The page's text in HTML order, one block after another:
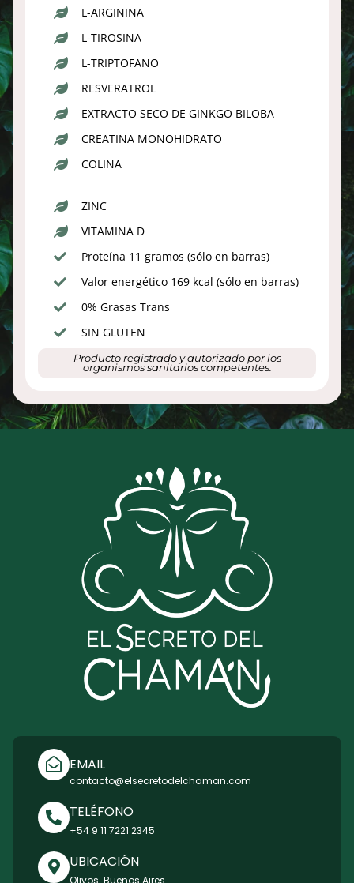
L-ARGININA
L-TIROSINA
L-TRIPTOFANO
RESVERATROL
EXTRACTO SECO DE GINKGO BILOBA
CREATINA MONOHIDRATO
COLINA
ZINC
VITAMINA D
Proteína 11 gramos (sólo en barras)
Valor energético 169 kcal (sólo en barras)
0% Grasas Trans
SIN GLUTEN
Producto registrado y autorizado por los
organismos sanitarios competentes.
EMAIL
contacto@elsecretodelchaman.com
TELÉFONO
+54 9 11 7221 2345
UBICACIÓN
Olivos. Buenos Aires